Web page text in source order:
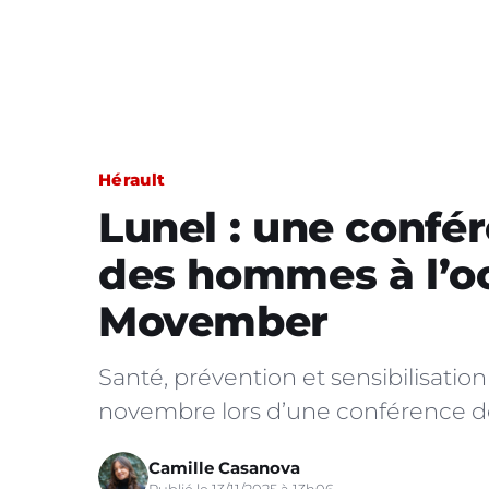
Hérault
Lunel : une
des hommes à
Movember
Santé, prévention et
novembre lors d’une conférence
Camille Casanova